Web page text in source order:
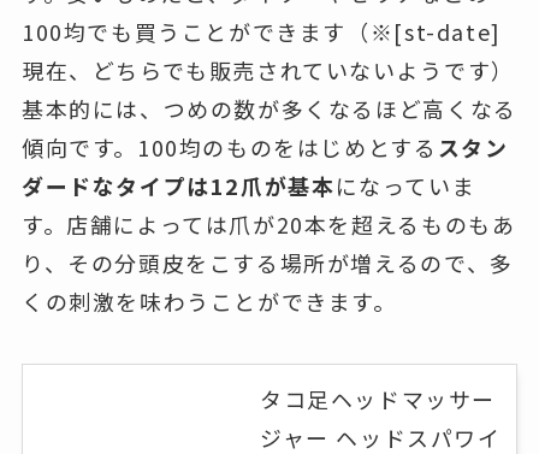
100均でも買うことができます（※[st-date]
現在、どちらでも販売されていないようです）
基本的には、つめの数が多くなるほど高くなる
傾向です。100均のものをはじめとする スタン
ダードなタイプは12爪が基本になっていま
す。店舗によっては爪が20本を超えるものもあ
り、その分頭皮をこする場所が増えるので、多
くの刺激を味わうことができます。
タコ足ヘッドマッサー
ジャー ヘッドスパワイ